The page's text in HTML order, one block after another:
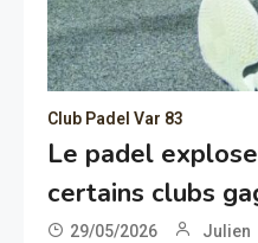
Club Padel Var 83
Le padel
certains clubs
29/05/2026 Julien